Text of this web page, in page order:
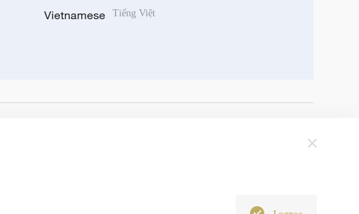
Vietnamese Tiếng Việt